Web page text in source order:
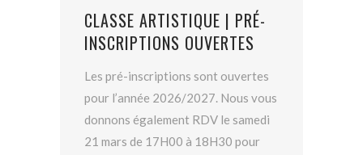
CLASSE ARTISTIQUE | PRÉ-
INSCRIPTIONS OUVERTES
Les pré-inscriptions sont ouvertes
pour l’année 2026/2027. Nous vous
donnons également RDV le samedi
21 mars de 17H00 à 18H30 pour